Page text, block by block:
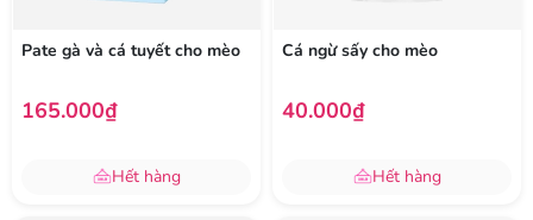
Pate gà và cá tuyết cho mèo
165.000₫
Hết hàng
Cá ngừ sấy cho mèo
40.000₫
Hết hàng